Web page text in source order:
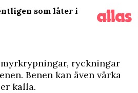
som låter i
ryckningar
Benen kan även värka
kalla.